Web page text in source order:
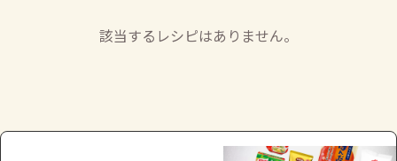
トーク
お買い物
該当するレシピはありません。